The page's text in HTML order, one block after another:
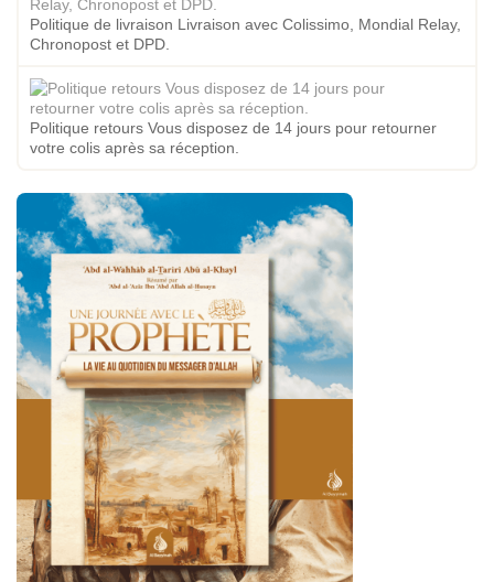
Politique de livraison Livraison avec Colissimo, Mondial Relay,
Chronopost et DPD.
Politique retours Vous disposez de 14 jours pour retourner
votre colis après sa réception.